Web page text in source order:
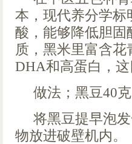
本，现代养分学标
酸，能够降低胆
质，黑米里富含
DHA和高蛋白，
做法；黑豆40
将黑豆提早泡
物放进破壁机内。